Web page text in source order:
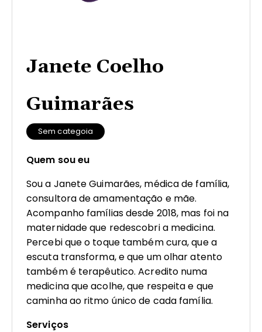
Janete Coelho
Guimarães
Sem categoia
Quem sou eu
Sou a Janete Guimarães, médica de família,
consultora de amamentação e mãe.
Acompanho famílias desde 2018, mas foi na
maternidade que redescobri a medicina.
Percebi que o toque também cura, que a
escuta transforma, e que um olhar atento
também é terapêutico. Acredito numa
medicina que acolhe, que respeita e que
caminha ao ritmo único de cada família.
Serviços